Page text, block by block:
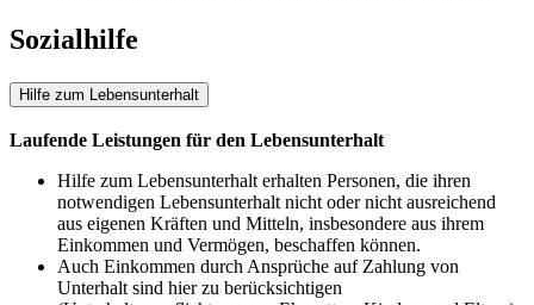
Sozialhilfe
Hilfe zum Lebensunterhalt
Laufende Leistungen für den Lebensunterhalt
Hilfe zum Lebensunterhalt erhalten Personen, die ihren
notwendigen Lebensunterhalt nicht oder nicht ausreichend
aus eigenen Kräften und Mitteln, insbesondere aus ihrem
Einkommen und Vermögen, beschaffen können.
Auch Einkommen durch Ansprüche auf Zahlung von
Unterhalt sind hier zu berücksichtigen